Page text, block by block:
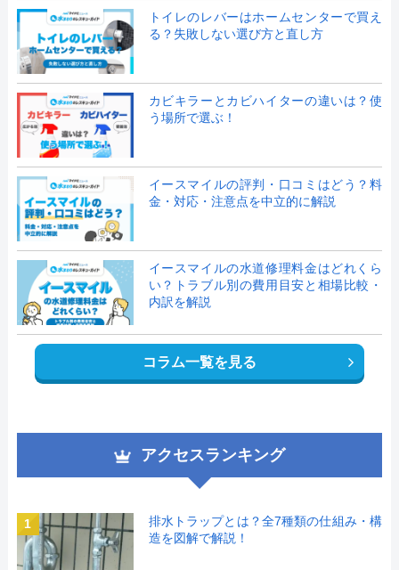
トイレのレバーはホームセンターで買え
る？失敗しない選び方と直し方
カビキラーとカビハイターの違いは？使
う場所で選ぶ！
イースマイルの評判・口コミはどう？料
金・対応・注意点を中立的に解説
イースマイルの水道修理料金はどれくら
い？トラブル別の費用目安と相場比較・
内訳を解説
コラム一覧を見る
アクセスランキング
1
排水トラップとは？全7種類の仕組み・構
造を図解で解説！